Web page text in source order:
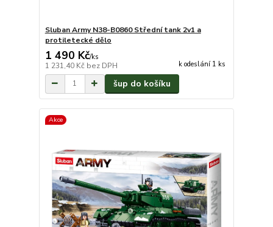
Sluban Army N38-B0860 Střední tank 2v1 a
protiletecké dělo
1 490 Kč/ks
1 231,40 Kč bez DPH k odeslání 1 ks
šup do košíku
Akce